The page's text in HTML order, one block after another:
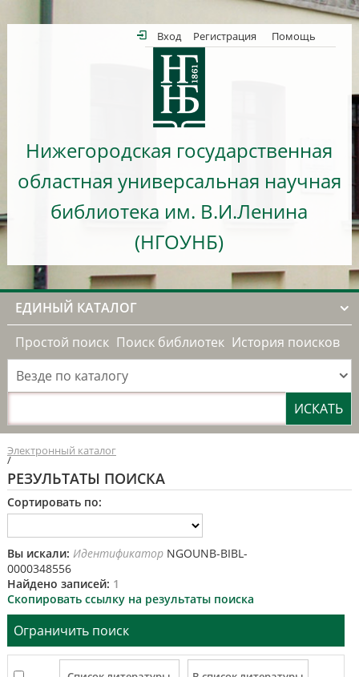
Вход Регистрация Помощь
Нижегородская государственная
областная универсальная научная
библиотека им. В.И.Ленина
(НГОУНБ)
ЕДИНЫЙ КАТАЛОГ
Простой поиск Поиск библиотек История поисков
Везде по каталогу
Электронный каталог
/
РЕЗУЛЬТАТЫ ПОИСКА
Сортировать по:
Вы искали: ИдентификаторNGOUNB-BIBL-
0000348556
Найдено записей: 1
Скопировать ссылку на результаты поиска
Ограничить поиск